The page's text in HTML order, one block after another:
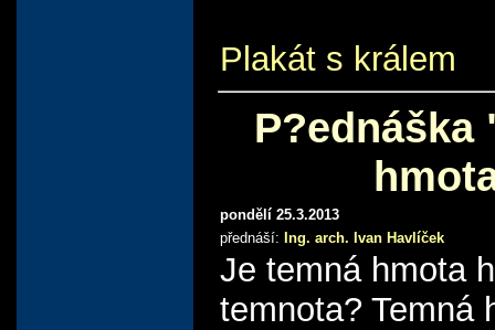
Plakát s králem
P?ednáška
pondělí 25.3.2013
přednáší: Ing. arch. Ivan Havlíček
Je temná hmota
temnota? Temná